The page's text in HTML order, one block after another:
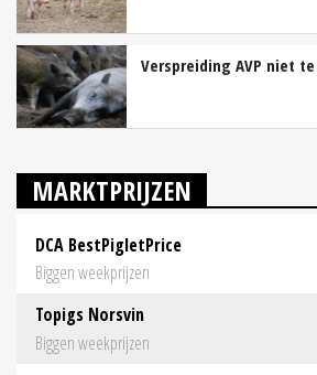
Verspreiding AVP niet
MARKTPRIJZEN
DCA BestPigletPrice
Biggen weekprijzen
Topigs Norsvin
Biggen weekprijzen